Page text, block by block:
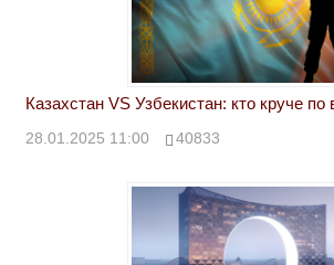
Казахстан VS Узбекистан: кто круче
28.01.2025 11:00 40833